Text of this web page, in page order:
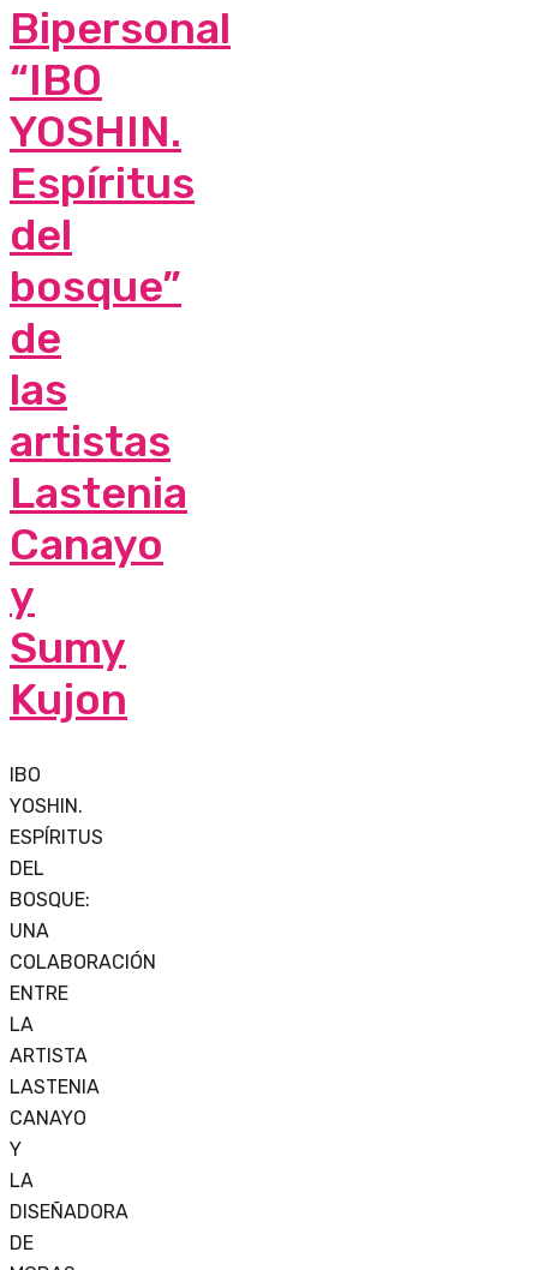
Bipersonal
“IBO
YOSHIN.
Espíritus
del
bosque”
de
las
artistas
Lastenia
Canayo
y
Sumy
Kujon
IBO
YOSHIN.
ESPÍRITUS
DEL
BOSQUE:
UNA
COLABORACIÓN
ENTRE
LA
ARTISTA
LASTENIA
CANAYO
Y
LA
DISEÑADORA
DE